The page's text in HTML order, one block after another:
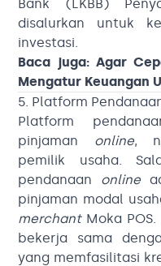
Bank (LKBB)
disalurkan untuk
investasi.
Baca juga:Agar
Mengatur Keuangan
5. Platform
Platform
pinjaman online,
pemilik usaha.
pendanaan online
pinjaman modal
merchantMoka
bekerja sama
yang memfasilitasi